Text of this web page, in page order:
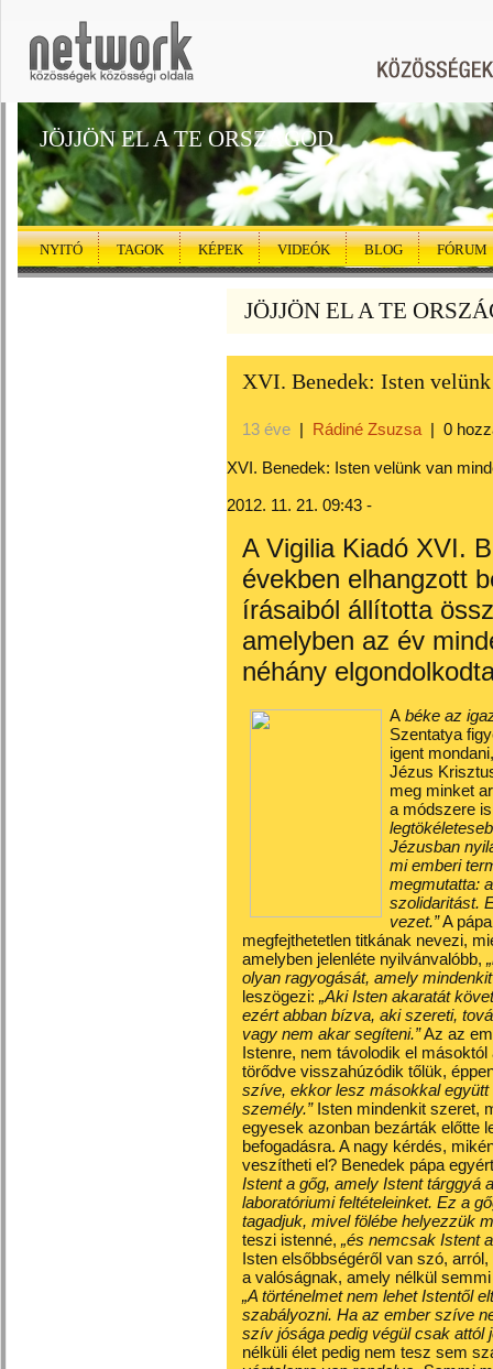
JÖJJÖN EL A TE ORSZÁGOD
NYITÓ TAGOK KÉPEK VIDEÓK BLOG FÓRUM
JÖJJÖN EL A TE
XVI. Benedek: Isten
13 éve | Rádiné Zsuzsa | 0
XVI. Benedek: Isten velünk van
2012. 11. 21. 09:43 -
A Vigilia Kiadó XVI.
években elhangzott
írásaiból állította
amelyben az év
néhány
A béke az
Szentatya
igent
Jézus
meg minket
a módszere
Jézusban
mi emberi
megmutatta:
szolidaritást.
vezet.”A
megfejthetetlen titkának nevezi,
amelyben jelenléte nyilvánvalóbb,
olyan ragyogását, amely
leszögezi: „Aki Isten akaratát
ezért abban bízva, aki szereti,
vagy nem akar segíteni.”Az az
Istenre, nem távolodik el
törődve visszahúzódik tőlük,
szíve, ekkor lesz másokkal
személy.”Isten mindenkit szeret,
egyesek azonban bezárták előtte
befogadásra. A nagy kérdés,
veszítheti el? Benedek pápa
Istent a gőg, amely Istent tárggyá
laboratóriumi feltételeinket. Ez a
tagadjuk, mivel fölébe helyezzük
teszi istenné, „és nemcsak Istent
Isten elsőbbségéről van szó,
a valóságnak, amely nélkül
„A történelmet nem lehet Istentől
szabályozni. Ha az ember szíve
szív jósága pedig végül csak attól
nélküli élet pedig nem tesz sem